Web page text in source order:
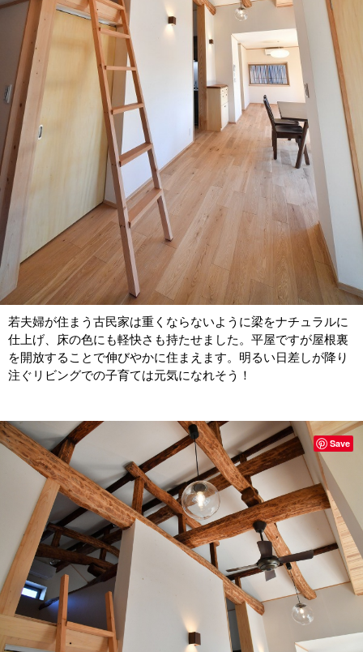
若夫婦が住まう古民家は重くならないように梁をナチュラルに
仕上げ、床の色にも軽快さも持たせました。平屋ですが屋根裏
を開放することで伸びやかに住まえます。明るい日差しが降り
注ぐリビングでの子育ては元気になれそう！
Save